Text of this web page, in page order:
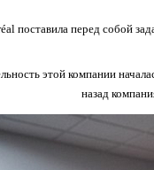
поставила перед собой
этой компании
назад